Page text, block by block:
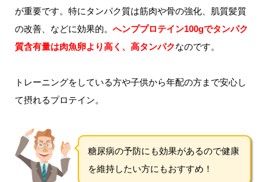
が重要です。特にタンパク質は筋肉や骨の強化、肌質髪質
の改善、などに効果的。 へンププロテイン100gでタンパク
質含有量は肉魚卵より高く、高タンパクなのです。
トレーニングをしている方や子供から年配の方まで安心し
て摂れるプロテイン。
糖尿病の予防にも効果があるので健康
を維持したい方にもおすすめ！